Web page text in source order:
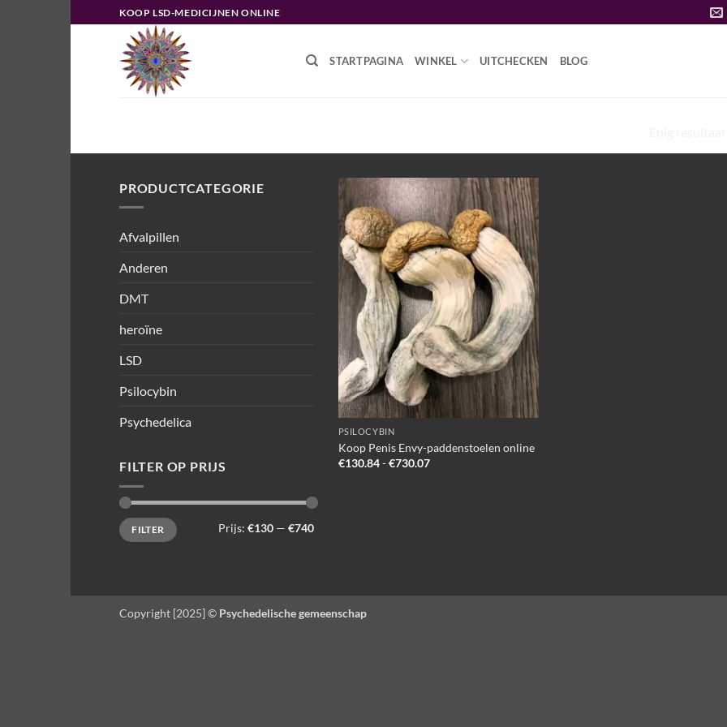
naar
KOOP LSD-MEDICIJNEN ONLINE
STARTPAGINA WINKEL UITCHECKEN BLOG
PRODUCTCATEGORIE
Afvalpillen
Anderen
DMT
heroïne
LSD
Psilocybin
Psychedelica
FILTER OP PRIJS
Min.
prijs
Max.
prijsFILTER Prijs: €130 — €740
Add to
wishlist
PSILOCYBIN
Koop Penis Envy-paddenstoelen online
€130.84-€730.07Prijsklasse:
Copyright [2025] © Psychedelische gemeenschap